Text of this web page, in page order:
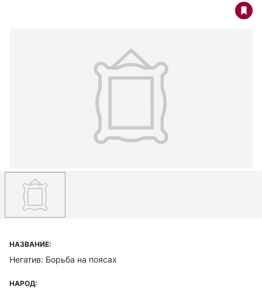
НАЗВАНИЕ:
Негатив: Борьба на поясах
НАРОД: